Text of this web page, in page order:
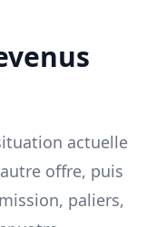
actuelle
offre, puis
paliers,